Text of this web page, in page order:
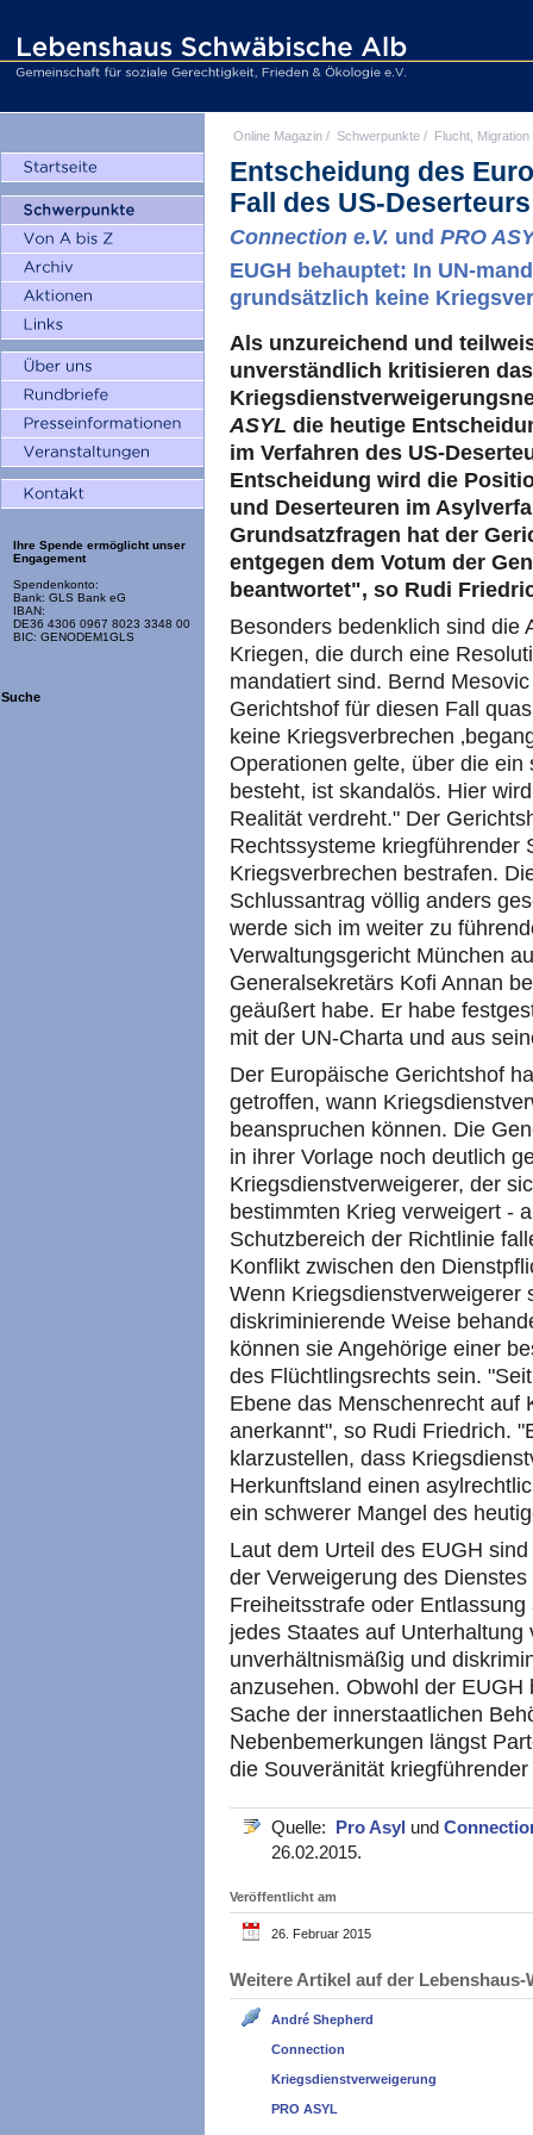
Ihre Spende ermöglicht unser
Engagement
Spendenkonto:
Bank: GLS Bank eG
IBAN:
DE36 4306 0967 8023 3348 00
BIC: GENODEM1GLS
Suche
Online Magazin / Schwerpunkte / Flucht, Migration
Entscheidung des
Fall des US-
Connection e.V. und PRO
EUGH behauptet: In UN-
grundsätzlich keine
Als unzureichend und
unverständlich kritisieren das
ASYL die heutige
im Verfahren des US-
Entscheidung wird die
und Deserteuren im
Grundsatzfragen hat der
entgegen dem Votum der
beantwortet", so Rudi
Besonders bedenklich sind die
Kriegen, die durch eine
mandatiert sind. Bernd
Gerichtshof für diesen Fall
keine Kriegsverbrechen
Operationen gelte, über die
besteht, ist skandalös. Hier
Realität verdreht." Der
Rechtssysteme kriegführender
Kriegsverbrechen bestrafen.
Schlussantrag völlig anders
werde sich im weiter zu
Verwaltungsgericht München
Generalsekretärs Kofi Annan
geäußert habe. Er habe
mit der UN-Charta und aus
Der Europäische Gerichtshof
getroffen, wann
beanspruchen können. Die
in ihrer Vorlage noch deutlich
Kriegsdienstverweigerer, der
bestimmten Krieg verweigert -
Schutzbereich der Richtlinie
Konflikt zwischen den
Wenn Kriegsdienstverweigerer
diskriminierende Weise
können sie Angehörige einer
des Flüchtlingsrechts sein.
Ebene das Menschenrecht auf
anerkannt", so Rudi Friedrich.
klarzustellen, dass
Herkunftsland einen
ein schwerer Mangel des
Laut dem Urteil des EUGH
der Verweigerung des
Freiheitsstrafe oder
jedes Staates auf
unverhältnismäßig und
anzusehen. Obwohl der
Sache der innerstaatlichen
Nebenbemerkungen längst
die Souveränität
Quelle: Pro Asyl und
26.02.2015.
Veröffentlicht am
26. Februar 2015
Weitere Artikel auf der
André Shepherd
Connection
Kriegsdienstverweigerung
PRO ASYL